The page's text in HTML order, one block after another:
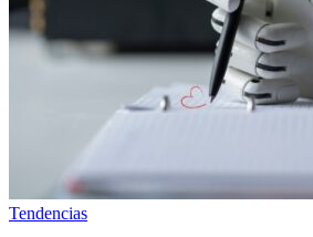
Tendencias